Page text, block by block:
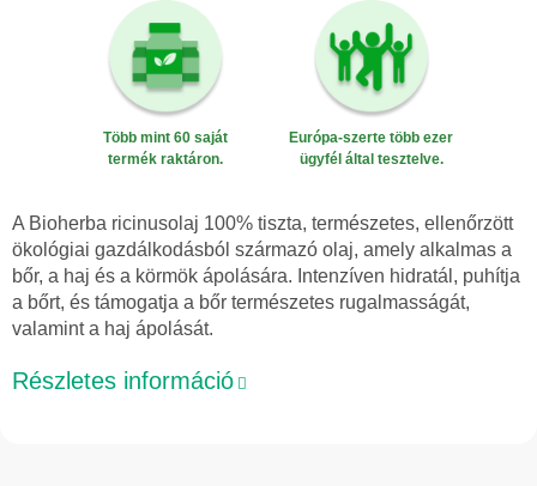
Több mint 60 saját
termék raktáron.
Európa-szerte több ezer
ügyfél által tesztelve.
A Bioherba ricinusolaj 100% tiszta, természetes, ellenőrzött
ökológiai gazdálkodásból származó olaj, amely alkalmas a
bőr, a haj és a körmök ápolására. Intenzíven hidratál, puhítja
a bőrt, és támogatja a bőr természetes rugalmasságát,
valamint a haj ápolását.
Részletes információ